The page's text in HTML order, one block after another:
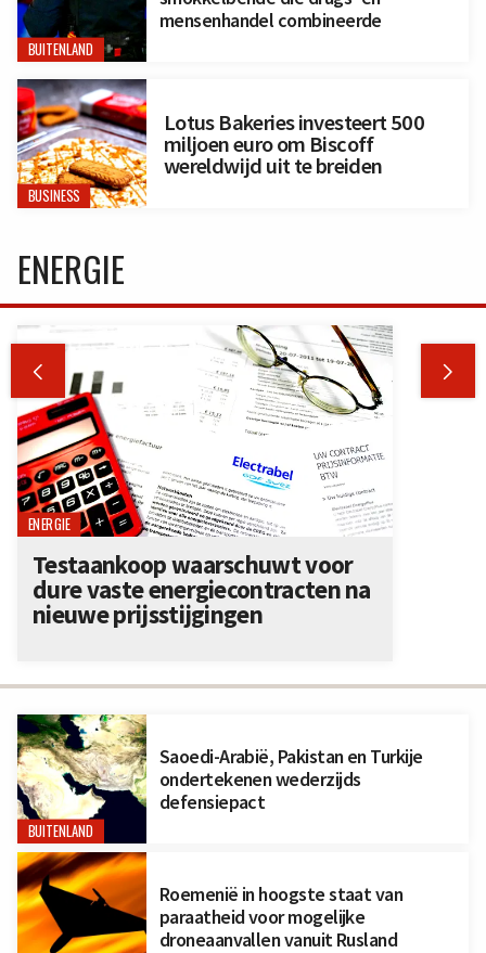
BUITENLAND
mensenhandel combineerde
BUSINESS
Lotus Bakeries investeert 500
miljoen euro om Biscoff
wereldwijd uit te breiden
BUITENLAND
Saoedi-Arabië, Pakistan en Turkije
ondertekenen wederzijds
defensiepact
Roemenië in hoogste staat van
paraatheid voor mogelijke
droneaanvallen vanuit Rusland
ENERGIE
 
ENERGIE
Testaankoop waarschuwt voor
dure vaste energiecontracten na
nieuwe prijsstijgingen